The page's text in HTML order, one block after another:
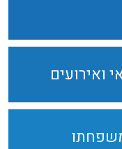
ואירועים